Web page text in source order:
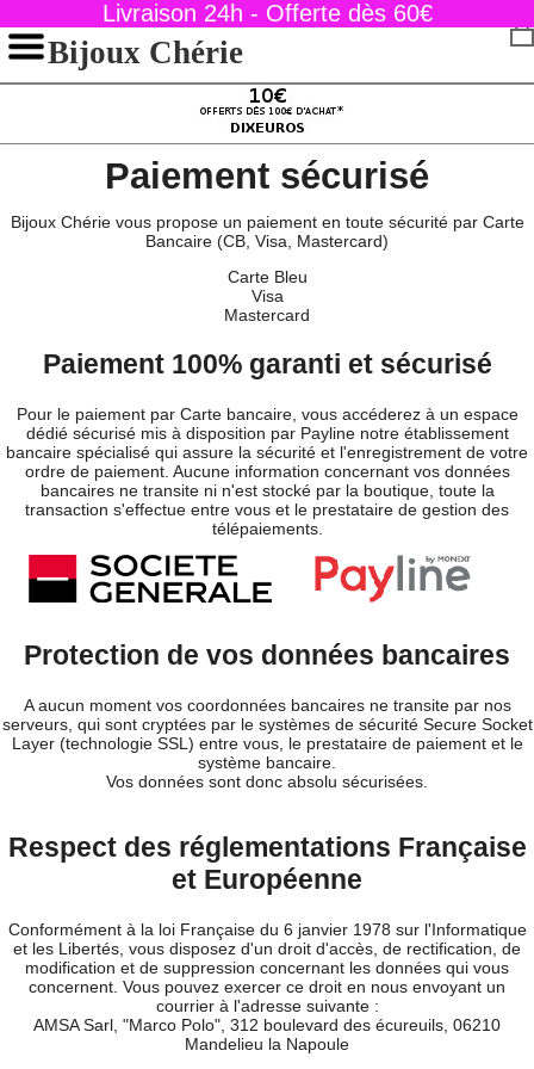
Bijoux Chérie
Livraison 24h - Offerte dès 60€
Paiement sécurisé
Bijoux Chérie vous propose un paiement en toute sécurité par Carte
Bancaire (CB, Visa, Mastercard)
Carte Bleu
Visa
Mastercard
Paiement 100% garanti et sécurisé
Pour le paiement par Carte bancaire, vous accéderez à un espace
dédié sécurisé mis à disposition par Payline notre établissement
bancaire spécialisé qui assure la sécurité et l'enregistrement de votre
ordre de paiement. Aucune information concernant vos données
bancaires ne transite ni n'est stocké par la boutique, toute la
transaction s'effectue entre vous et le prestataire de gestion des
télépaiements.
Protection de vos données bancaires
A aucun moment vos coordonnées bancaires ne transite par nos
serveurs, qui sont cryptées par le systèmes de sécurité Secure Socket
Layer (technologie SSL) entre vous, le prestataire de paiement et le
système bancaire.
Vos données sont donc absolu sécurisées.
Respect des réglementations Française
et Européenne
Conformément à la loi Française du 6 janvier 1978 sur l'Informatique
et les Libertés, vous disposez d'un droit d'accès, de rectification, de
modification et de suppression concernant les données qui vous
concernent. Vous pouvez exercer ce droit en nous envoyant un
courrier à l'adresse suivante :
AMSA Sarl, "Marco Polo", 312 boulevard des écureuils, 06210
Mandelieu la Napoule